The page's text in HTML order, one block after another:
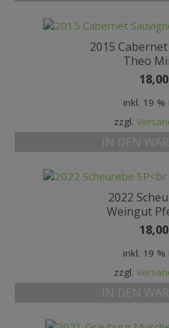
2015
Theo
18,00
inkl. 19 %
zzgl.
IN DEN
2022
Weingut
18,00
inkl. 19 %
zzgl.
IN DEN